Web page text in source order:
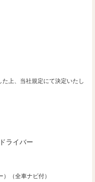
上、当社規定にて決定いたし
ドライバー
（全車ナビ付）